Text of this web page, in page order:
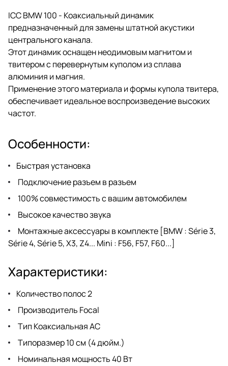
высококачественный звук в
автомобиле, но и отличается
быстрой и удобной установкой.
ICC BMW 100 - Коаксиальный динамик
предназначенный для замены штатной акустики
центрального канала.
Этот динамик оснащен неодимовым магнитом и
твитером с перевернутым куполом из сплава
алюминия и магния.
Применение этого материала и формы купола твитера,
обеспечивает идеальное воспроизведение высоких
частот.
Особенности:
Быстрая установка
Подключение разъем в разъем
100% совместимость с вашим автомобилем
Высокое качество звука
Монтажные аксессуары в комплекте [BMW : Série 3,
Série 4, Série 5, X3, Z4... Mini : F56, F57, F60...]
Характеристики:
Количество полос 2
Производитель Focal
Тип Коаксиальная АС
Типоразмер 10 см (4 дюйм.)
Номинальная мощность 40 Вт